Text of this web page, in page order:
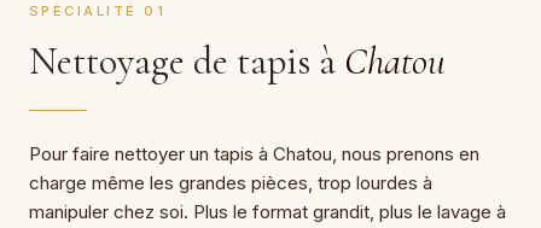
SPÉCIALITÉ 01
Nettoyage de tapis à Chatou
Pour faire nettoyer un tapis à Chatou, nous prenons en
charge même les grandes pièces, trop lourdes à
manipuler chez soi. Plus le format grandit, plus le lavage à